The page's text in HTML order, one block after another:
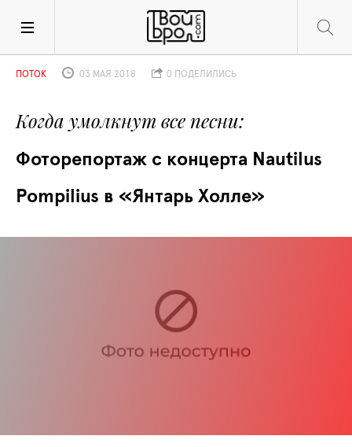
Когда умолкнут все песни
Фоторепортаж с концерта Nautilus
Pompilius в «Янтарь Холле»
ПОТОК 03 МАЯ 2018 0 ПОДЕЛИЛИСЬ